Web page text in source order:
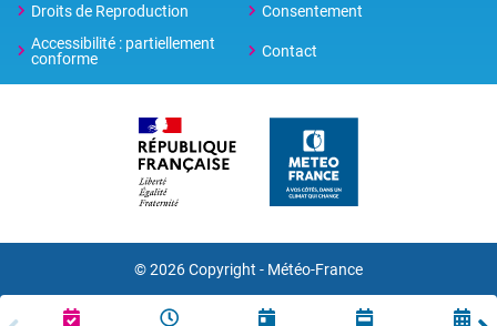
Droits de Reproduction
Consentement
Accessibilité : partiellement
conforme
Contact
© 2026 Copyright - Météo-France